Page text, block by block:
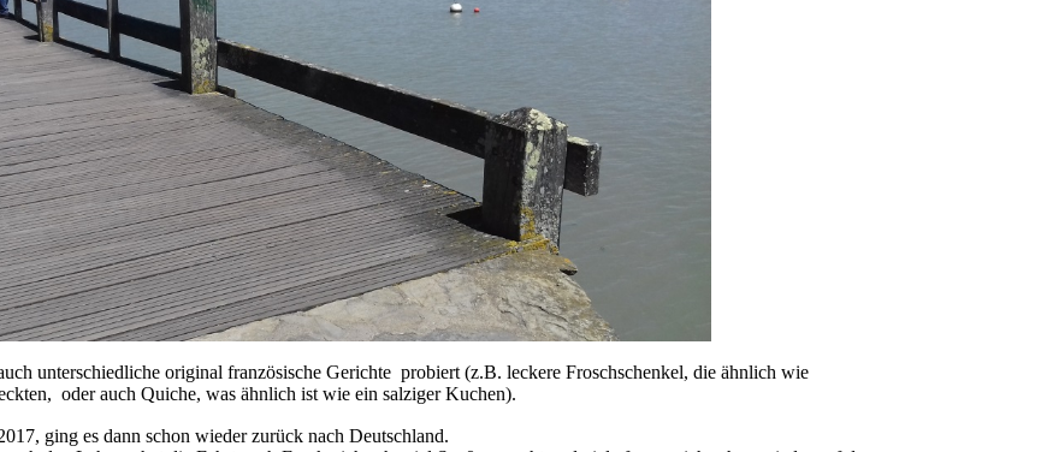
unterschiedliche original französische Gerichte probiert (z.B. leckere Froschschenkel, die ähnlich wie
oder auch Quiche, was ähnlich ist wie ein salziger Kuchen).
ging es dann schon wieder zurück nach Deutschland.